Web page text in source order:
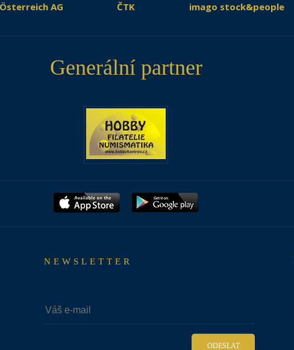
AG ČTK imago stock&people
Generální partner
NEWSLETTER
ODESLAT